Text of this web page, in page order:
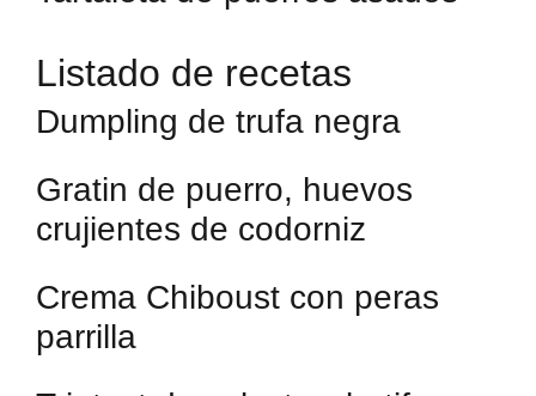
Listado de recetas
Dumpling de trufa negra
Gratin de puerro, huevos
crujientes de codorniz
Crema Chiboust con peras
parrilla